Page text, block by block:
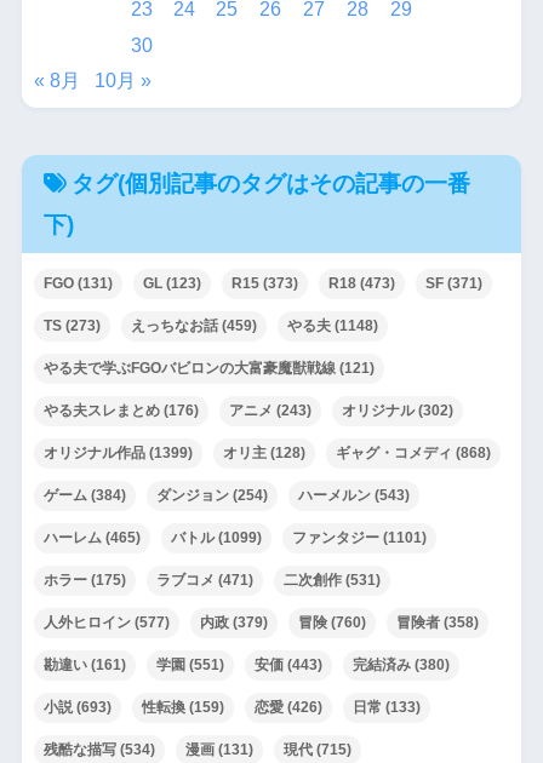
23 24 25 26 27 28
29
30
« 8月
10月 »
タグ(個別記事のタグはその記事の一番
下)
FGO(131) GL(123) R15(373) R18(473) SF(371)
TS(273) えっちなお話(459) やる夫(1148)
やる夫で学ぶFGOバビロンの大富豪魔獣戦線(121)
やる夫スレまとめ(176) アニメ (243) オリジナル(302)
オリジナル作品(1399) オリ主(128) ギャグ・コメディ (868)
ゲーム(384) ダンジョン(254) ハーメルン(543)
ハーレム(465) バトル(1099) ファンタジー(1101)
ホラー(175) ラブコメ (471) 二次創作(531)
人外ヒロイン(577) 内政(379) 冒険(760) 冒険者(358)
勘違い(161) 学園 (551) 安価(443) 完結済み(380)
小説(693) 性転換(159) 恋愛(426) 日常 (133)
残酷な描写(534) 漫画(131) 現代(715)